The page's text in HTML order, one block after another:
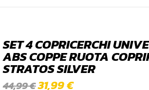
SET 4 COPRICERCHI
ABS COPPE RUOTA
STRATOS SILVER
44,99€31,99€